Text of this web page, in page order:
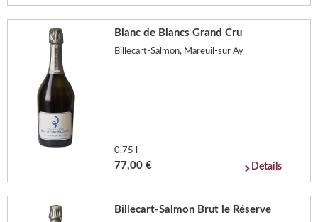
Blanc de Blancs Grand Cru
Billecart-Salmon, Mareuil-sur Ay
0,75 l
77,00 € Details
Billecart-Salmon Brut le Réserve